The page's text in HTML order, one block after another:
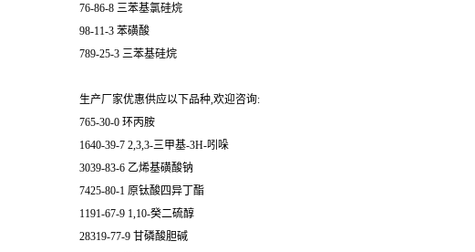
76-86-8 三苯基氯硅烷
98-11-3 苯磺酸
789-25-3 三苯基硅烷
生产厂家优惠供应以下品种,欢迎咨询:
765-30-0 环丙胺
1640-39-7 2,3,3-三甲基-3H-吲哚
3039-83-6 乙烯基磺酸钠
7425-80-1 原钛酸四异丁酯
1191-67-9 1,10-癸二硫醇
28319-77-9 甘磷酸胆碱